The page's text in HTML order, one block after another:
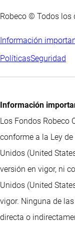
Robeco © Todos los
Información
PolíticasSeguridad
Información
Los Fondos Robeco
conforme a la Ley
Unidos (United
versión en vigor, ni
Unidos (United
vigor. Ninguna de
directa o